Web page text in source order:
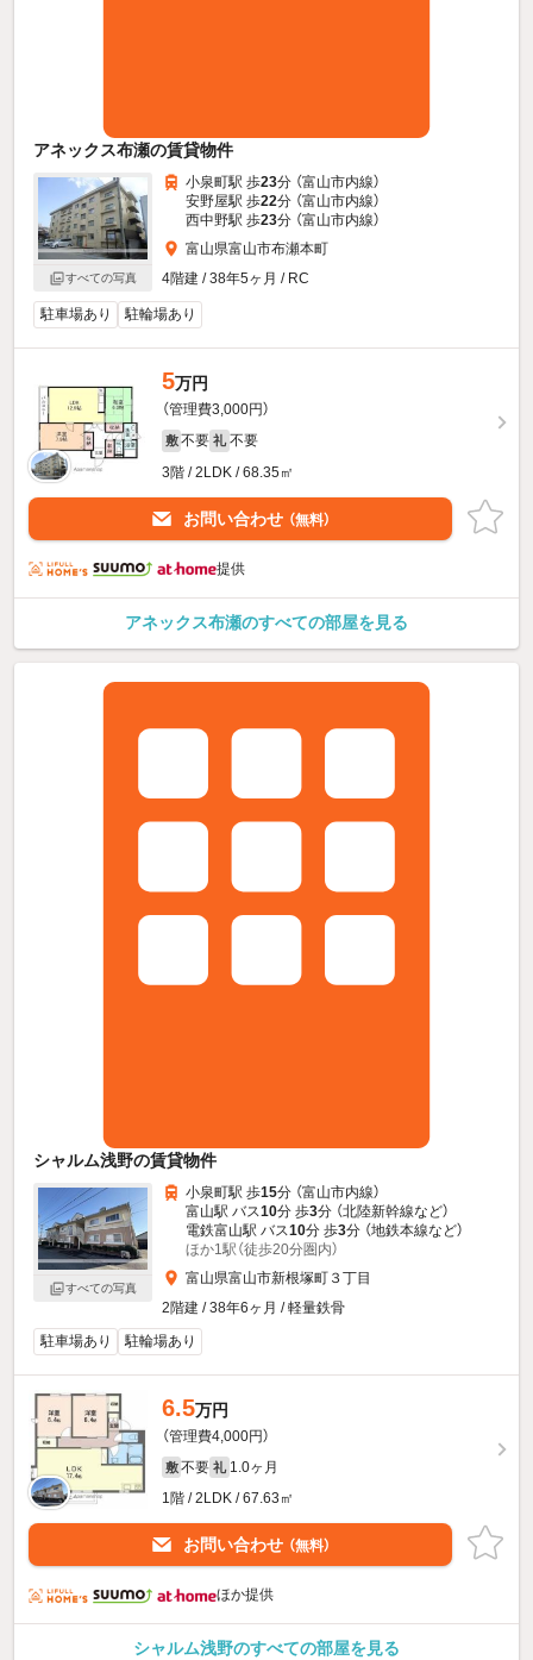
アネックス布瀬の賃貸物件
すべての写真
小泉町駅 歩23分 （富山市内線）
安野屋駅 歩22分 （富山市内線）
西中野駅 歩23分 （富山市内線）
富山県富山市布瀬本町
4階建 / 38年5ヶ月 / RC
駐車場あり 駐輪場あり
5万円
（管理費3,000円）
敷 不要 礼 不要
3階 / 2LDK / 68.35㎡
お問い合わせ （無料）
提供
アネックス布瀬のすべての部屋を見る
シャルム浅野の賃貸物件
すべての写真
小泉町駅 歩15分 （富山市内線）
富山駅 バス10分 歩3分 （北陸新幹線など）
電鉄富山駅 バス10分 歩3分 （地鉄本線など）
ほか1駅（徒歩20分圏内）
富山県富山市新根塚町３丁目
2階建 / 38年6ヶ月 / 軽量鉄骨
駐車場あり
駐輪場あり
6.5万円
（管理費4,000円）
敷 不要 礼 1.0ヶ月
1階 / 2LDK / 67.63㎡
お問い合わせ （無料）
ほか提供
シャルム浅野のすべての部屋を見る